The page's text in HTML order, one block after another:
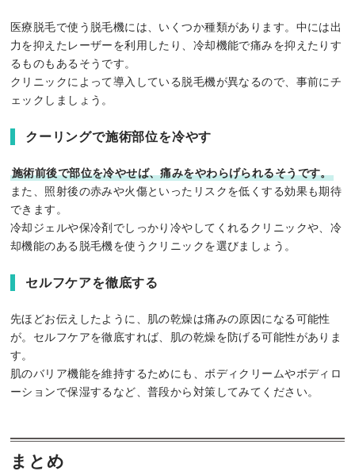
医療脱毛で使う脱毛機には、いくつか種類があります。中には出
力を抑えたレーザーを利用したり、冷却機能で痛みを抑えたりす
るものもあるそうです。
クリニックによって導入している脱毛機が異なるので、事前にチ
ェックしましょう。
クーリングで施術部位を冷やす
施術前後で部位を冷やせば、痛みをやわらげられるそうです。
また、照射後の赤みや火傷といったリスクを低くする効果も期待
できます。
冷却ジェルや保冷剤でしっかり冷やしてくれるクリニックや、冷
却機能のある脱毛機を使うクリニックを選びましょう。
セルフケアを徹底する
先ほどお伝えしたように、肌の乾燥は痛みの原因になる可能性
が。セルフケアを徹底すれば、肌の乾燥を防げる可能性がありま
す。
肌のバリア機能を維持するためにも、ボディクリームやボディロ
ーションで保湿するなど、普段から対策してみてください。
まとめ